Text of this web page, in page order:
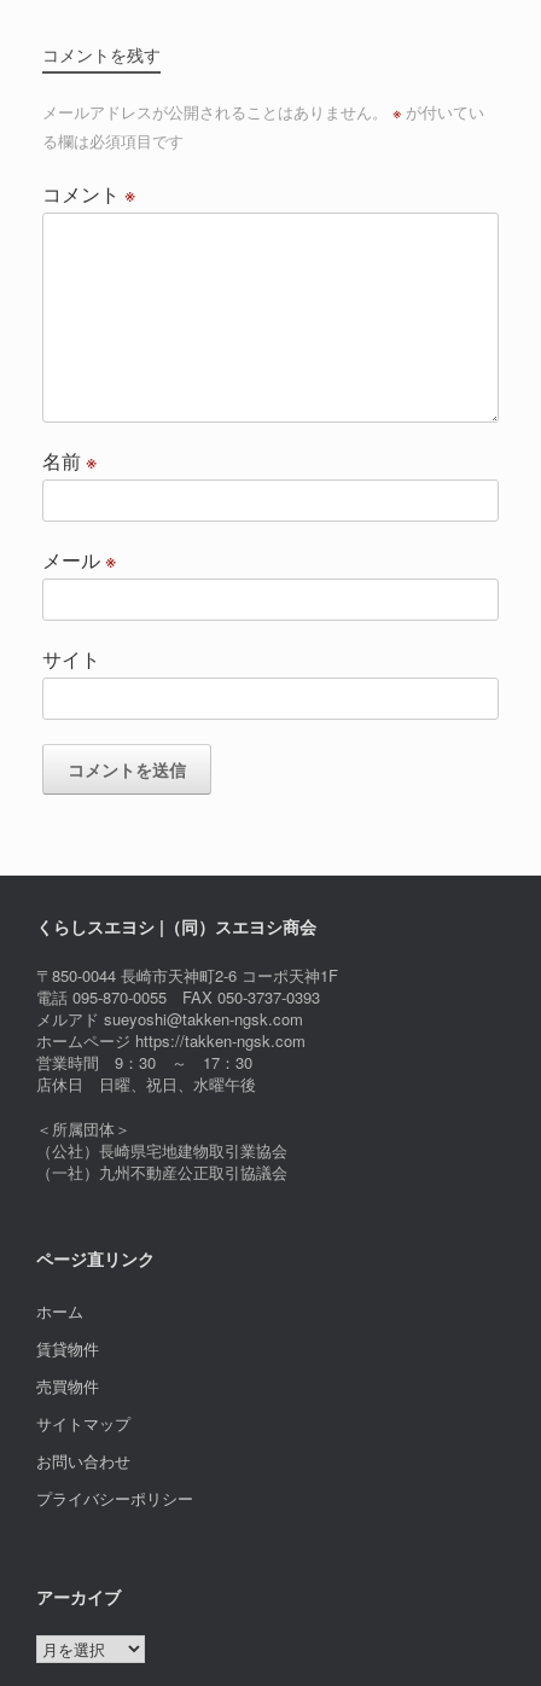
コメントを残す
メールアドレスが公開されることはありません。 ※ が付いてい
る欄は必須項目です
コメント ※
名前※
メール※
サイト
くらしスエヨシ |（同）スエヨシ商会
〒850-0044 長崎市天神町2-6 コーポ天神1F
電話 095-870-0055 FAX 050-3737-0393
メルアド sueyoshi@takken-ngsk.com
ホームページ https://takken-ngsk.com
営業時間 9：30 ～ 17：30
店休日 日曜、祝日、水曜午後
＜所属団体＞
（公社）長崎県宅地建物取引業協会
（一社）九州不動産公正取引協議会
ページ直リンク
ホーム
賃貸物件
売買物件
サイトマップ
お問い合わせ
プライバシーポリシー
アーカイブ
ア